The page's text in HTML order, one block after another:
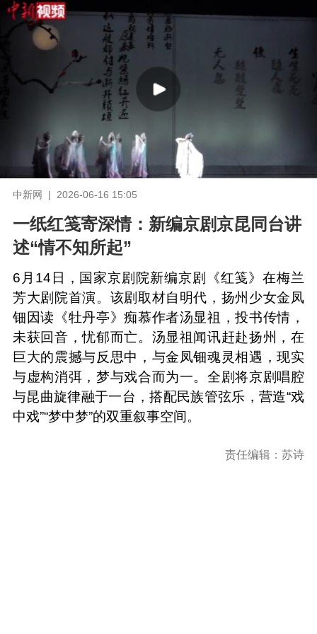
中新网 | 2026-06-16 15:05
一纸红笺寄深情：新编京剧京昆同台讲
述“情不知所起”
6月14日，国家京剧院新编京剧《红笺》在梅兰
芳大剧院首演。该剧取材自明代，扬州少女金凤
钿因读《牡丹亭》痴慕作者汤显祖，投书传情，
未获回音，忧郁而亡。汤显祖闻讯赶赴扬州，在
巨大的震撼与反思中，与金凤钿魂灵相遇，现实
与虚构消弭，梦与戏合而为一。全剧将京剧唱腔
与昆曲旋律融于一台，搭配民族管弦乐，营造“戏
中戏”“梦中梦”的双重叙事空间。
责任编辑：苏诗